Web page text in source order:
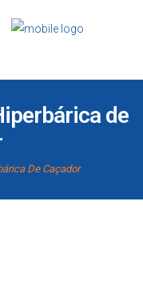
de
De Caçador